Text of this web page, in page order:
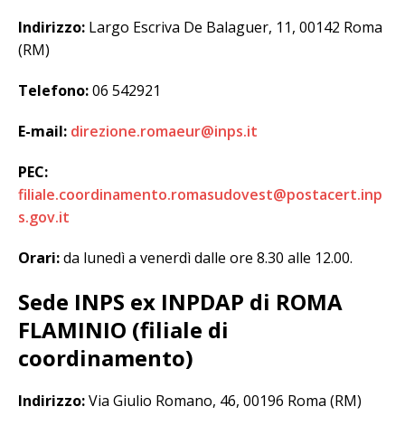
Indirizzo: Largo Escriva De Balaguer, 11, 00142 Roma
(RM)
Telefono:06 542921
E-mail: direzione.romaeur@inps.it
PEC:
filiale.coordinamento.romasudovest@postacert.inp
s.gov.it
Orari:da lunedì a venerdì dalle ore 8.30 alle 12.00.
Sede INPS ex INPDAP di ROMA
FLAMINIO (filiale di
coordinamento)
Indirizzo:Via Giulio Romano, 46, 00196 Roma (RM)